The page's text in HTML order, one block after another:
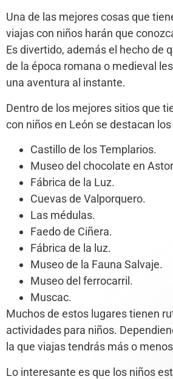
Una de las mejores cosas que
viajas con niños harán que
Es divertido, además el hecho de
de la época romana o medieval
una aventura al instante.
Dentro de los mejores sitios que
con niños en León se destacan
Castillo de los Templarios.
Museo del chocolate en
Fábrica de la Luz.
Cuevas de Valporquero.
Las médulas.
Faedo de Ciñera.
Fábrica de la luz.
Museo de la Fauna Salvaje.
Museo del ferrocarril.
Muscac.
Muchos de estos lugares tienen
actividades para niños.
la que viajas tendrás más o
Lo interesante es que los niños